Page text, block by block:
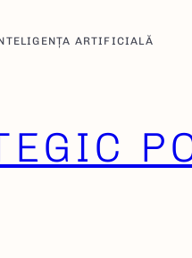
ARTIFICIALĂ